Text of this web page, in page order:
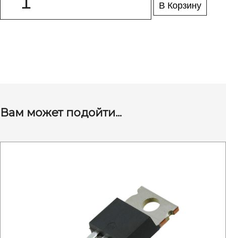
В Корзину
Вам может подойти...